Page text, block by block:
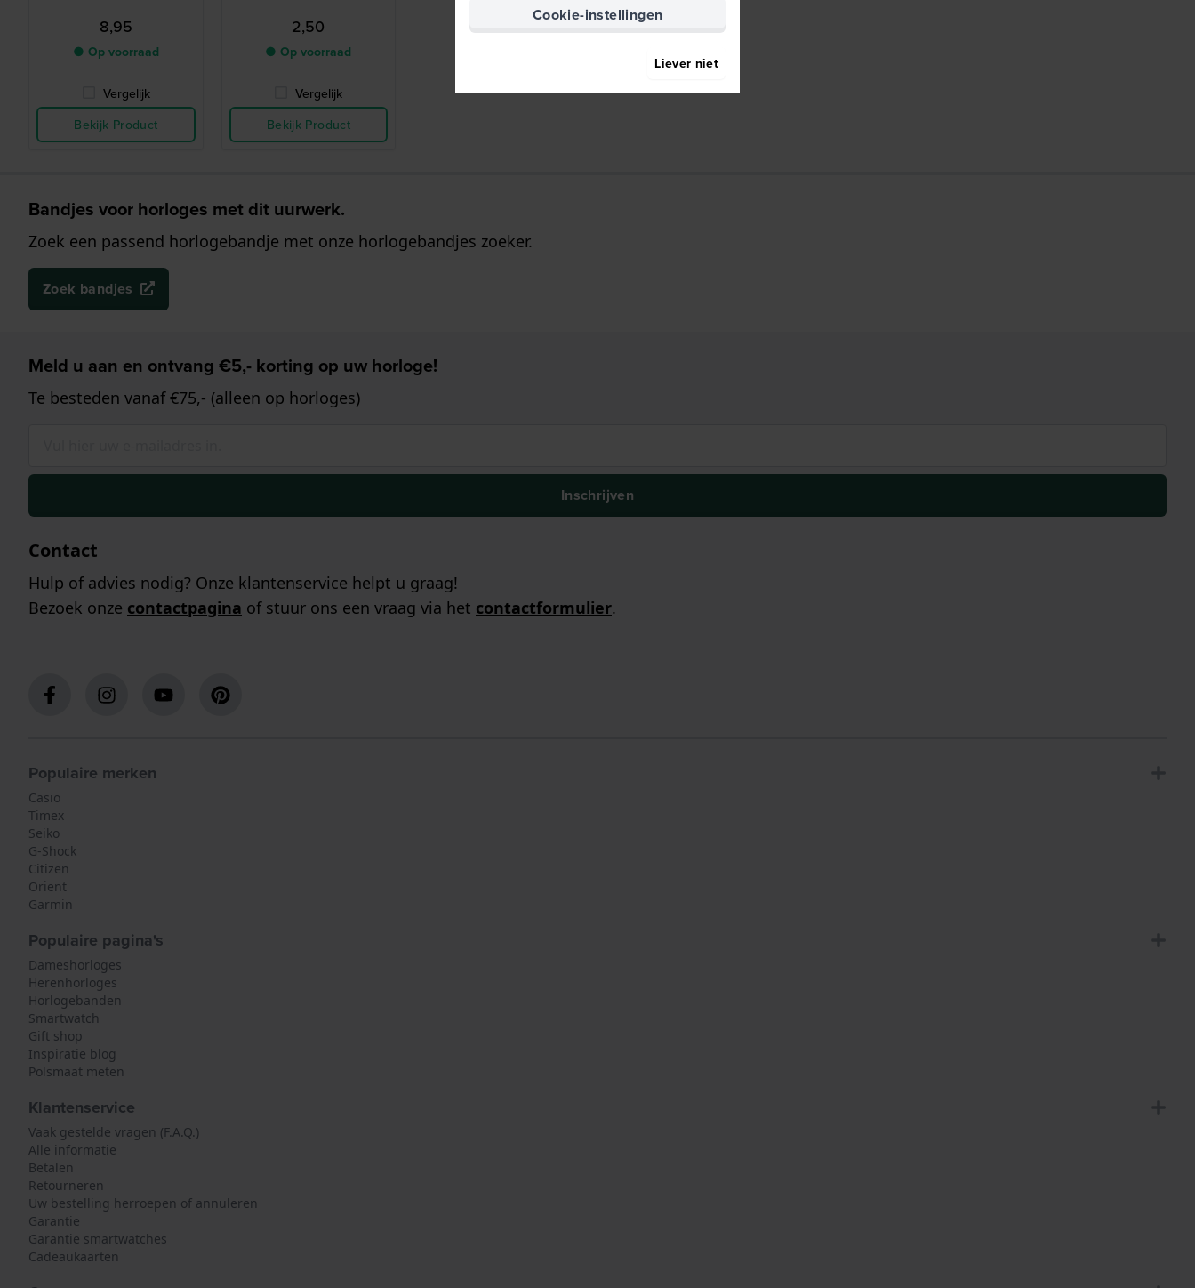
8,95
● Op voorraad
Vergelijk
Bekijk Product
2,50
● Op voorraad
Vergelijk
Bekijk Product
Bandjes voor horloges met dit uurwerk.
Zoek een passend horlogebandje met onze horlogebandjes zoeker.
Zoek bandjes
Meld u aan en ontvang €5,- korting op uw horloge!
Te besteden vanaf €75,- (alleen op horloges)
Inschrijven
Contact
Hulp of advies nodig? Onze klantenservice helpt u graag!
Bezoek onze contactpagina of stuur ons een vraag via het contactformulier.
Populaire merken
Casio
Timex
Seiko
G-Shock
Citizen
Orient
Garmin
Populaire pagina's
Dameshorloges
Herenhorloges
Horlogebanden
Smartwatch
Gift shop
Inspiratie blog
Polsmaat meten
Klantenservice
Vaak gestelde vragen (F.A.Q.)
Alle informatie
Betalen
Retourneren
Uw bestelling herroepen of annuleren
Garantie
Garantie smartwatches
Cadeaukaarten
Cookie-instellingen
Liever niet